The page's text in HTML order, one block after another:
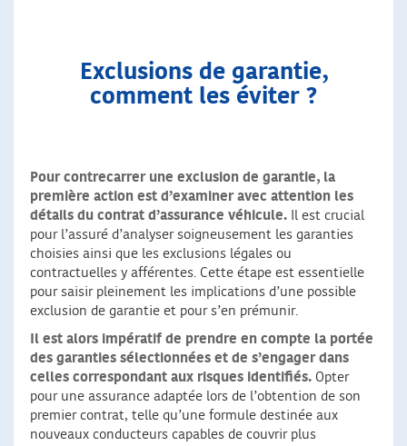
Exclusions de garantie,
comment les éviter ?
Pour contrecarrer une exclusion de garantie, la
première action est d’examiner avec attention les
détails du contrat d’assurance véhicule. Il est crucial
pour l’assuré d’analyser soigneusement les garanties
choisies ainsi que les exclusions légales ou
contractuelles y afférentes. Cette étape est essentielle
pour saisir pleinement les implications d’une possible
exclusion de garantie et pour s’en prémunir.
Il est alors impératif de prendre en compte la portée
des garanties sélectionnées et de s’engager dans
celles correspondant aux risques identifiés. Opter
pour une assurance adaptée lors de l’obtention de son
premier contrat, telle qu’une formule destinée aux
nouveaux conducteurs capables de couvrir plus